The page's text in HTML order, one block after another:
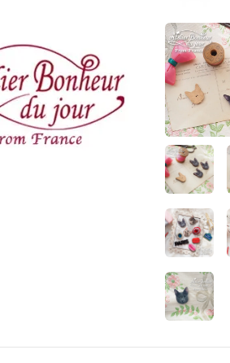
ホーム
>
ガー
ホーム
>
森ガ
ホーム
> フラ